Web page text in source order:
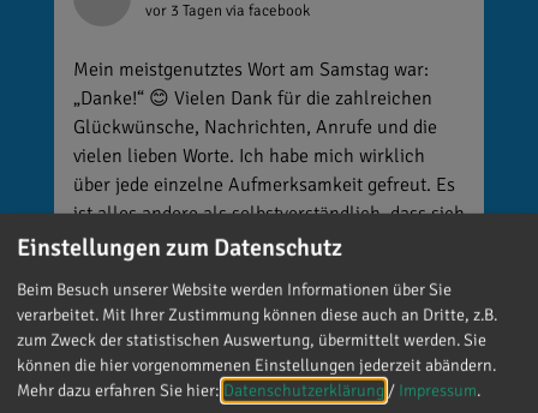
vor 3 Tagen via facebook
Mein meistgenutztes Wort am Samstag war:
„Danke!“ 😊 Vielen Dank für die zahlreichen
Glückwünsche, Nachrichten, Anrufe und die
vielen lieben Worte. Ich habe mich wirklich
über jede einzelne Aufmerksamkeit gefreut. Es
ist alles andere als selbstverständlich, dass sich
so viele Menschen die Zeit nehmen, an einen zu
Einstellungen zum Datenschutz
Beim Besuch unserer Website werden Informationen über Sie
verarbeitet. Mit Ihrer Zustimmung können diese auch an Dritte, z.B.
zum Zweck der statistischen Auswertung, übermittelt werden. Sie
können die hier vorgenommenen Einstellungen jederzeit abändern.
Mehr dazu erfahren Sie hier: Datenschutzerklärung / Impressum.